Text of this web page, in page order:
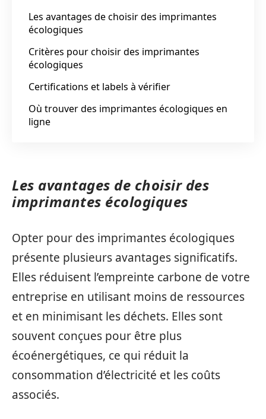
Les avantages de choisir des imprimantes
écologiques
Critères pour choisir des imprimantes
écologiques
Certifications et labels à vérifier
Où trouver des imprimantes écologiques en
ligne
Les avantages de choisir des
imprimantes écologiques
Opter pour des imprimantes écologiques
présente plusieurs avantages significatifs.
Elles réduisent l’empreinte carbone de votre
entreprise en utilisant moins de ressources
et en minimisant les déchets. Elles sont
souvent conçues pour être plus
écoénergétiques, ce qui réduit la
consommation d’électricité et les coûts
associés.